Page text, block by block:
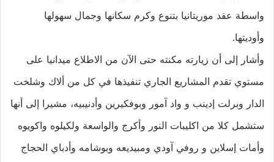
واسطة عقد موريتانيا بتنوع وكرم سكانها وجمال سهولها
وأوديتها.
وأشار إلى أن زيارته مكنته حتى الآن من الاطلاع ميدانيا على
مستوي تقدم المشاريع الجاري تنفيذها في كل من ألاك وشلخت
الدار وبرلت إدينب و واد آمور وبوفكيرين وأدنيبيه، مشيرا إلى أنها
ستشمل كلا من اكليبات النور وأكرج والواسعة ولكيلوه واكويوه
وأمات إسلاين و روفي آودي ومبيديعه وبوشامه وأدباي الحجاج